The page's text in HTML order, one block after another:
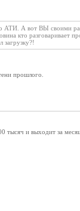
А вот ВЫ своими
кто
загрузку?!
прошлого.
тысяч и выходит за